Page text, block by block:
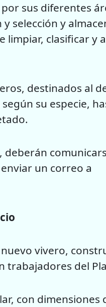
sus diferentes
selección y
clasificar y
destinados al
su especie,
un correo a
vivero,
del
con dimensiones